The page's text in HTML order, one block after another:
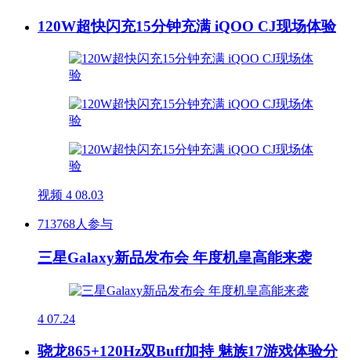
120W超快闪充15分钟充满 iQOO CJ现场体验
视频 4 08.03
713768人参与
三星Galaxy新品发布会 年度机皇高能来袭
4 07.24
骁龙865+120Hz双Buff加持 魅族17游戏体验分